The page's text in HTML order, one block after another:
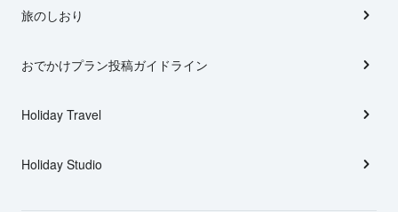
旅のしおり
おでかけプラン投稿ガイドライン
Holiday Travel
Holiday Studio